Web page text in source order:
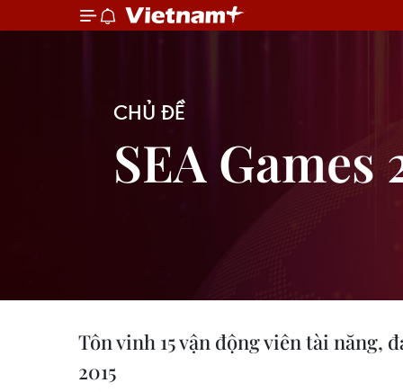
CHỦ ĐỀ
SEA Games
Tôn vinh 15 vận động viên tài năng,
2015